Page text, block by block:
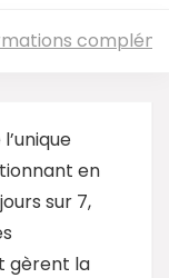
en
sur 7,
gèrent la